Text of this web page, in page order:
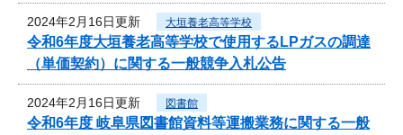
2024年2月16日更新 大垣養老高等学校
令和6年度大垣養老高等学校で使用するLPガスの調達
（単価契約）に関する一般競争入札公告
2024年2月16日更新 図書館
令和6年度 岐阜県図書館資料等運搬業務に関する一般